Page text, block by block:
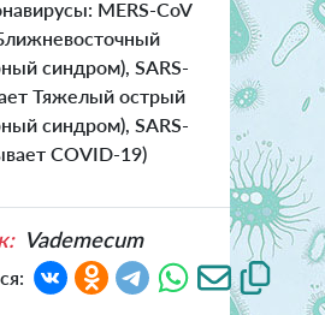
MERS-CoV
синдром), SARS-
Тяжелый острый
синдром), SARS-
COVID-19)
Vademecum